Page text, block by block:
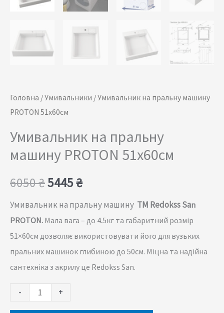
Головна /Умивальники / Умивальник на пральну машину
PROTON 51x60cм
Умивальник на пральну
машину PROTON 51x60cм
6050₴5445₴
Умивальник на пральну машину TM Redokss San
PROTON. Мала вага – до 4.5кг та габаритний розмір
51×60см дозволяє використовувати його для вузьких
пральних машинок глибиною до 50см. Міцна та надійна
сантехніка з акрилу це Redokss San.
- +